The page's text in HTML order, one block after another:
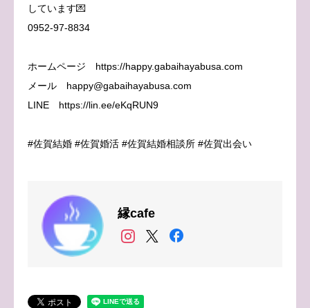
しています💌
0952-97-8834
ホームページ https://happy.gabaihayabusa.com
メール happy@gabaihayabusa.com
LINE https://lin.ee/eKqRUN9
#佐賀結婚 #佐賀婚活 #佐賀結婚相談所 #佐賀出会い
縁cafe